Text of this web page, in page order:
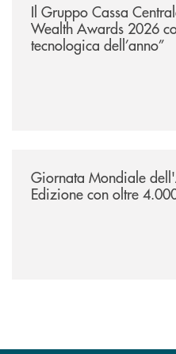
Il Gruppo Cassa
Wealth Awards 2026
tecnologica dell’anno”
Giornata Mondiale
Edizione con oltre